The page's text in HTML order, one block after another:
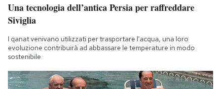
Una tecnologia dell’antica Persia per raffreddare
Siviglia
I qanat venivano utilizzati per trasportare l'acqua, una loro
evoluzione contribuirà ad abbassare le temperature in modo
sostenibile